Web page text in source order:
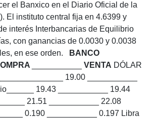
el Banxico en el Diario Oficial de la
El instituto central fija en 4.6399 y
interés Interbancarias de Equilibrio
con ganancias de 0.0030 y 0.0038
en ese orden.
BANCO
VENTA DÓLAR
19.00 ___________
19.43 ___________ 19.44
21.51 ___________ 22.08
0.190 ___________ 0.197 Libra